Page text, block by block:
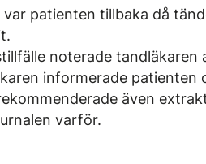
patienten tillbaka då
noterade
informerade
även
­varför.